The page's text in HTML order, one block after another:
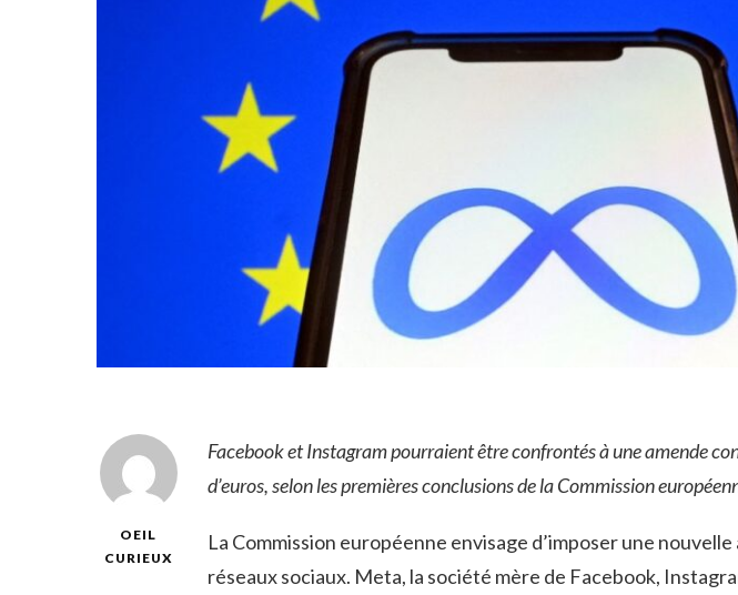
OEIL
CURIEUX
Facebook et Instagram pourraient être confrontés à une amende
d’euros, selon les premières conclusions de la Commission
La Commission européenne envisage d’imposer une
réseaux sociaux. Meta, la société mère de Facebook,